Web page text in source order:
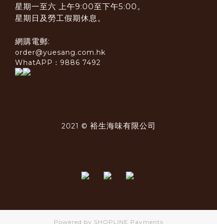
星期一至六 上午9:00至下午5:00。
星期日及勞工假期休息。
網購電郵:
order@yuesang.com.hk
WhatAPP：9886 7492
2021 © 裕生海味有限公司
Powered by SHOPLINE Payments